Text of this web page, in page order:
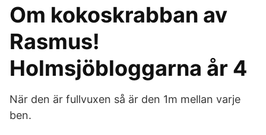
Om kokoskrabban av
Rasmus!
Holmsjöbloggarna år 4
När den är fullvuxen så är den 1m mellan varje
ben.